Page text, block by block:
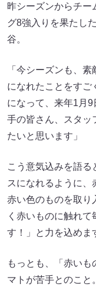
昨シーズンからチー
グ8強入りを果たし
谷。
「今シーズンも、
になれたことをすご
になって、来年1月
手の皆さん、スタッ
たいと思います」
こう意気込みを語る
スになれるように、
赤い色のものを取り
く赤いものに触れ
す！」と力を込めま
もっとも、「赤いも
マトが苦手とのこと